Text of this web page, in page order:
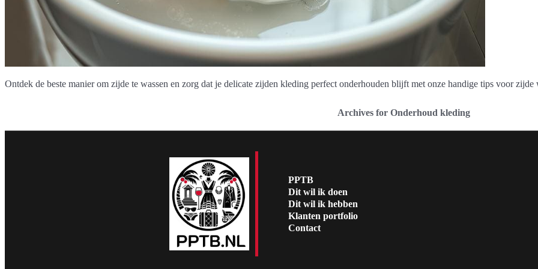
Ontdek de beste manier om zijde te wassen en zorg dat je delicate zijden kleding perfect onderhouden blijft met onze handige tips voor zijde
Archives for Onderhoud kleding
PPTB
Dit wil ik doen
Dit wil ik hebben
Klanten portfolio
Contact